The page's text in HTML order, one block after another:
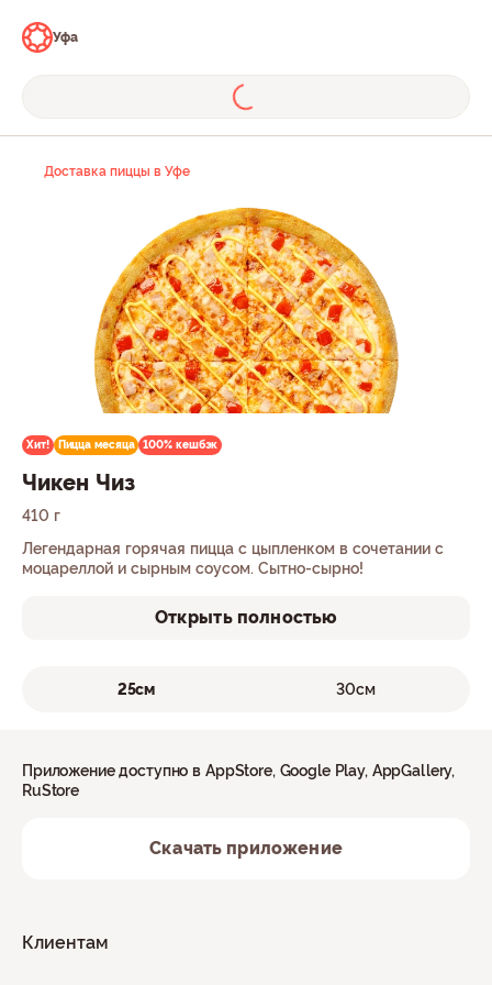
Уфа
Доставка пиццы в Уфе
Хит! Пицца месяца 100% кешбэк
Чикен Чиз
410 г
Легендарная горячая пицца с цыпленком в сочетании с
моцареллой и сырным соусом. Сытно-сырно!
Открыть полностью
25см 30см
Клиентам
Приложение доступно в AppStore, Google Play, AppGallery,
RuStore
Скачать приложение